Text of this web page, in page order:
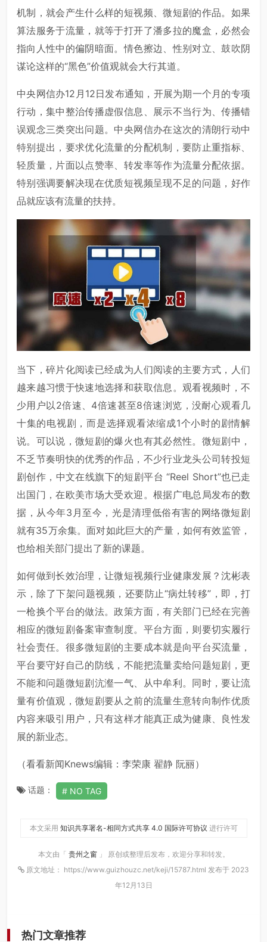
机制，就会产生什么样的短视频、微短剧的作品。如果
算法服务于流量，就等于打开了潘多拉的魔盒，必然会
指向人性中的偏阴暗面。情色擦边、性别对立、鼓吹阴
谋论这样的“黑色”价值观就会大行其道。
中央网信办12月12日发布通知，开展为期一个月的专项
行动，集中整治传播虚假信息、展示不当行为、传播错
误观念三类突出问题。中央网信办在这次的清朗行动中
特别提出，要求优化流量的分配机制，要防止重指标、
轻质量，片面以点赞率、转发率等作为流量分配依据。
特别强调要解决现在优质短视频呈现不足的问题，好作
品就应该有流量的扶持。
当下，碎片化阅读已经成为人们阅读的主要方式，人们
越来越习惯于快速地选择和获取信息。观看视频时，不
少用户以2倍速、4倍速甚至8倍速浏览，没耐心观看几
十集的电视剧，而是选择观看浓缩成1个小时的剧情解
说。可以说，微短剧的爆火也有其必然性。微短剧中，
不乏节奏明快的优秀的作品，不少行业龙头公司转投短
剧创作，中文在线旗下的短剧平台 “Reel Short”也已走
出国门，在欧美市场大受欢迎。根据广电总局发布的数
据，从今年3月至今，光是清理低俗有害的网络微短剧
就有35万余集。面对如此巨大的产量，如何有效监管，
也给相关部门提出了新的课题。
如何做到长效治理，让微短视频行业健康发展？沈彬表
示，除了下架问题视频，还要防止“病灶转移”，即，打
一枪换个平台的做法。政策方面，有关部门已经在完善
相应的微短剧备案审查制度。平台方面，则要切实履行
社会责任。很多微短剧的主要成本就是向平台买流量，
平台要守好自己的防线，不能把流量卖给问题短剧，更
不能和问题微短剧沆瀣一气、从中牟利。同时，要让流
量有价值观，微短剧要从之前的流量生意转向制作优质
内容来吸引用户，只有这样才能真正成为健康、良性发
展的新业态。
（看看新闻Knews编辑：李荣康 翟静 阮丽）
话题： NO TAG
本文采用 知识共享署名-相同方式共享 4.0 国际许可协议 进行许可
本文由「 贵州之窗 」 原创或整理后发布，欢迎分享和转发。
原文地址： https://www.guizhouzc.net/keji/15787.html 发布于 2023
年12月13日
热门文章推荐